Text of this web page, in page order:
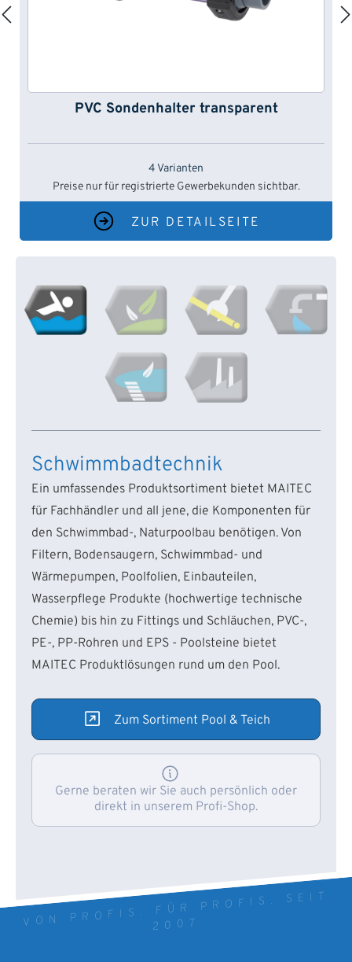
PVC Sondenhalter transparent
4 Varianten
Preise nur für registrierte Gewerbekunden sichtbar.
ZUR DETAILSEITE
Schwimmbadtechnik
Ein umfassendes Produktsortiment bietet MAITEC
für Fachhändler und all jene, die Komponenten für
den Schwimmbad-, Naturpoolbau benötigen. Von
Filtern, Bodensaugern, Schwimmbad- und
Wärmepumpen, Poolfolien, Einbauteilen,
Wasserpflege Produkte (hochwertige technische
Chemie) bis hin zu Fittings und Schläuchen, PVC-,
PE-, PP-Rohren und EPS - Poolsteine bietet
MAITEC Produktlösungen rund um den Pool.
Zum Sortiment Pool & Teich
Gerne beraten wir Sie auch persönlich oder
direkt in unserem Profi-Shop.
VON PROFIS. FÜR PROFIS. SEIT
2007